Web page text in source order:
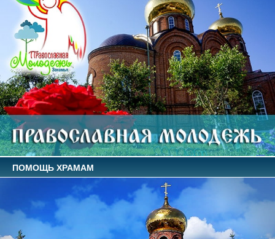
ПОМОЩЬ ХРАМАМ